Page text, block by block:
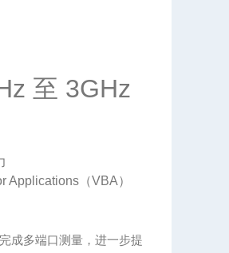
至 3GHz
Applications（VBA）
成多端口测量，进一步提